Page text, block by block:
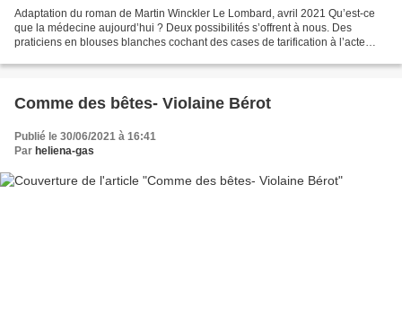
Adaptation du roman de Martin Winckler Le Lombard, avril 2021 Qu’est-ce
que la médecine aujourd’hui ? Deux possibilités s’offrent à nous. Des
praticiens en blouses blanches cochant des cases de tarification à l’acte
Comme des bêtes- Violaine Bérot
Publié le 30/06/2021 à 16:41
Par heliena-gas